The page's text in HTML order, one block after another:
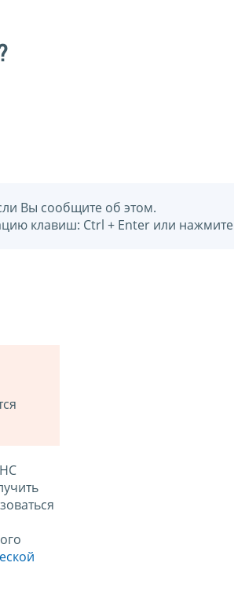
Вы сообщите об этом.
клавиш: Ctrl + Enter или нажмите